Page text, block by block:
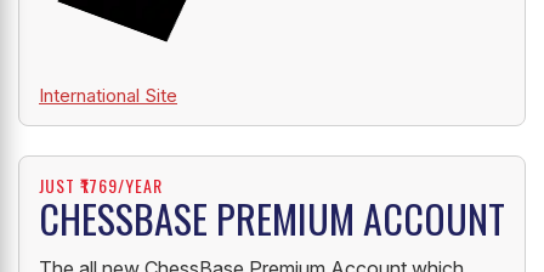
International Site
JUST ₹1769/YEAR
CHESSBASE PREMIUM ACCOUNT